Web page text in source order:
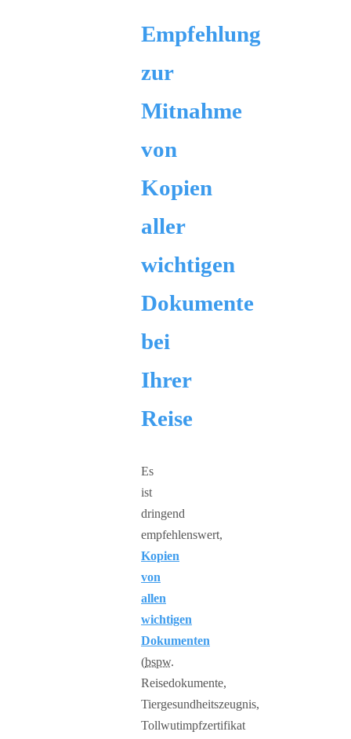
Empfehlung
zur
Mitnahme
von
Kopien
aller
wichtigen
Dokumente
bei
Ihrer
Reise
Es
ist
dringend
empfehlenswert,
Kopien
von
allen
wichtigen
Dokumenten
(bspw.
Reisedokumente,
Tiergesundheitszeugnis,
Tollwutimpfzertifikat